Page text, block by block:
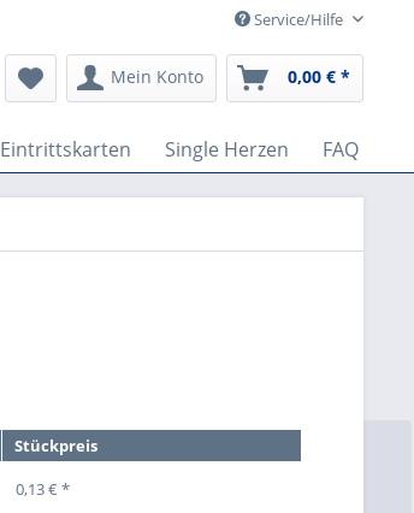
Service/Hilfe
Mein Konto 0,00 € *
Eintrittskarten Single Herzen FAQ
Stückpreis
0,13 € *